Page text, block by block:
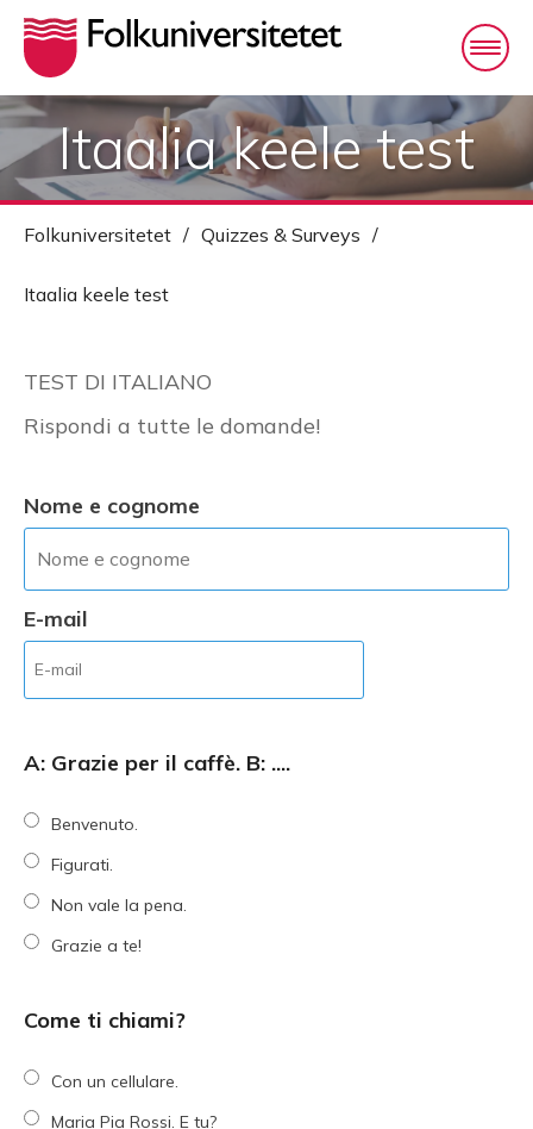
Itaalia keele test
Folkuniversitetet / Quizzes & Surveys /
Itaalia keele test
TEST DI ITALIANO
Rispondi a tutte le domande!
Nome e cognome
E-mail
A: Grazie per il caffè. B: ....
Benvenuto.
Figurati.
Non vale la pena.
Grazie a te!
Come ti chiami?
Con un cellulare.
Maria Pia Rossi. E tu?